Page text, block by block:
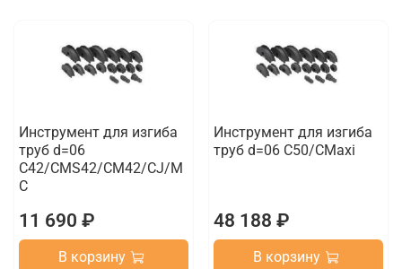
Инструмент для изгиба
труб d=06
C42/CMS42/CM42/CJ/M
C
11 690 ₽
В корзину
Инструмент для изгиба
труб d=06 C50/CMaxi
48 188 ₽
В корзину